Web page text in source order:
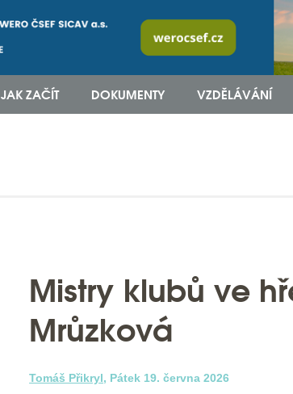
JAK ZAČÍT DOKUMENTY VZDĚLÁVÁNÍ
Mistry klubů ve
Mrůzková
Tomáš Přikryl, Pátek 19. června 2026